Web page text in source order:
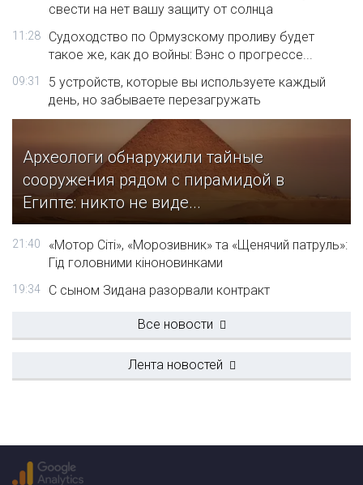
свести на нет вашу защиту от солнца
11:28
Судоходство по Ормузскому проливу будет
такое же, как до войны: Вэнс о прогрессе...
09:31
5 устройств, которые вы используете каждый
день, но забываете перезагружать
Археологи обнаружили тайные
сооружения рядом с пирамидой в
Египте: никто не виде...
21:40
«Мотор Сіті», «Морозивник» та «Щенячий патруль»:
Гід головними кіноновинками
19:34 С сыном Зидана разорвали контракт
Все новости
Лента новостей